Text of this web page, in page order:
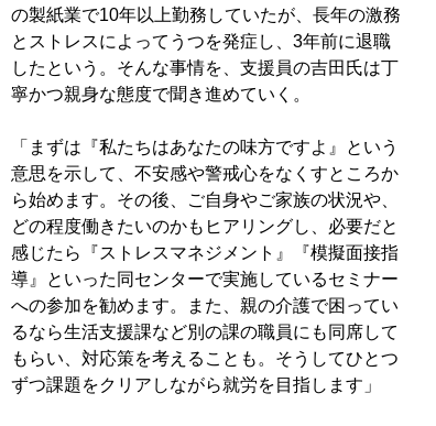
の製紙業で10年以上勤務していたが、長年の激務
とストレスによってうつを発症し、3年前に退職
したという。そんな事情を、支援員の吉田氏は丁
寧かつ親身な態度で聞き進めていく。
「まずは『私たちはあなたの味方ですよ』という
意思を示して、不安感や警戒心をなくすところか
ら始めます。その後、ご自身やご家族の状況や、
どの程度働きたいのかもヒアリングし、必要だと
感じたら『ストレスマネジメント』『模擬面接指
導』といった同センターで実施しているセミナー
への参加を勧めます。また、親の介護で困ってい
るなら生活支援課など別の課の職員にも同席して
もらい、対応策を考えることも。そうしてひとつ
ずつ課題をクリアしながら就労を目指します」